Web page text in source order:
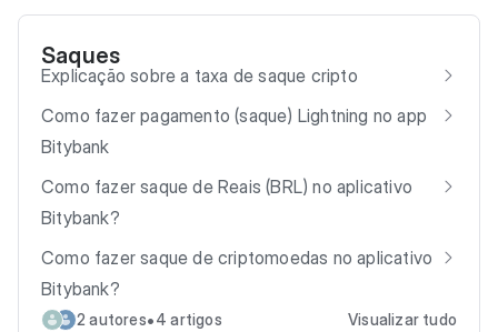
Saques
Explicação sobre a taxa de saque cripto
Como fazer pagamento (saque) Lightning no app
Bitybank
Como fazer saque de Reais (BRL) no aplicativo
Bitybank?
Como fazer saque de criptomoedas no aplicativo
Bitybank?
2 autores•4 artigos Visualizar tudo